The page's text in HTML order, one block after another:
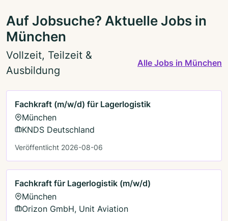
Auf Jobsuche? Aktuelle Jobs in
München
Vollzeit, Teilzeit &
Ausbildung
Alle Jobs in München
Fachkraft (m/w/d) für Lagerlogistik
München
KNDS Deutschland
Veröffentlicht 2026-08-06
Fachkraft für Lagerlogistik (m/w/d)
München
Orizon GmbH, Unit Aviation